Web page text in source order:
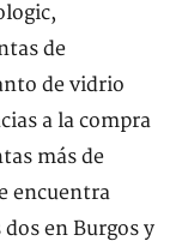
de
de vidrio
a la compra
más de
encuentra
en Burgos y